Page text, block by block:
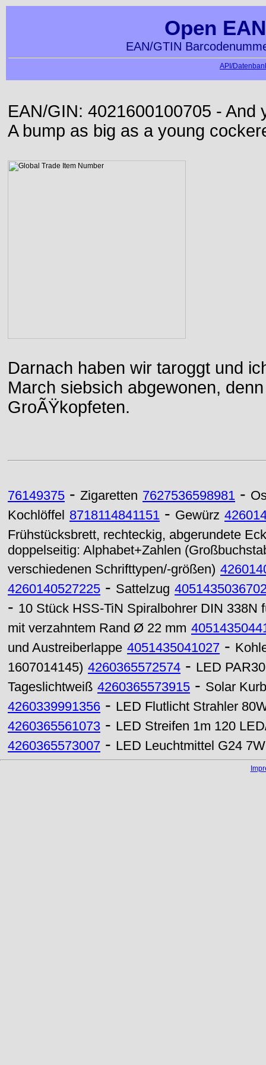
Open
EAN/GTIN
API/
EAN/GIN: 4021600100705 -
A bump as big as a young
Darnach haben wir taroggt und
March siebsich abgewonen,
GroÃŸkopfeten.
76149375 - Zigaretten 7627536598981 -
Kochlöffel 8718114841151 - Gewürz
Frühstücksbrett, rechteckig, abgerundete
doppelseitig: Alphabet+Zahlen
verschiedenen Schrifttypen/-größen)
4260140527225 - Sattelzug
- 10 Stück HSS-TiN Spiralbohrer DIN 338N
mit verzahntem Rand Ø 22 mm
und Austreiberlappe 4051435041027 -
1607014145) 4260365572574 - LED
Tageslichtweiß 4260365573915 - Solar
4260339991356 - LED Flutlicht Strahler
4260365561073 - LED Streifen 1m 120
4260365573007 - LED Leuchtmittel G24